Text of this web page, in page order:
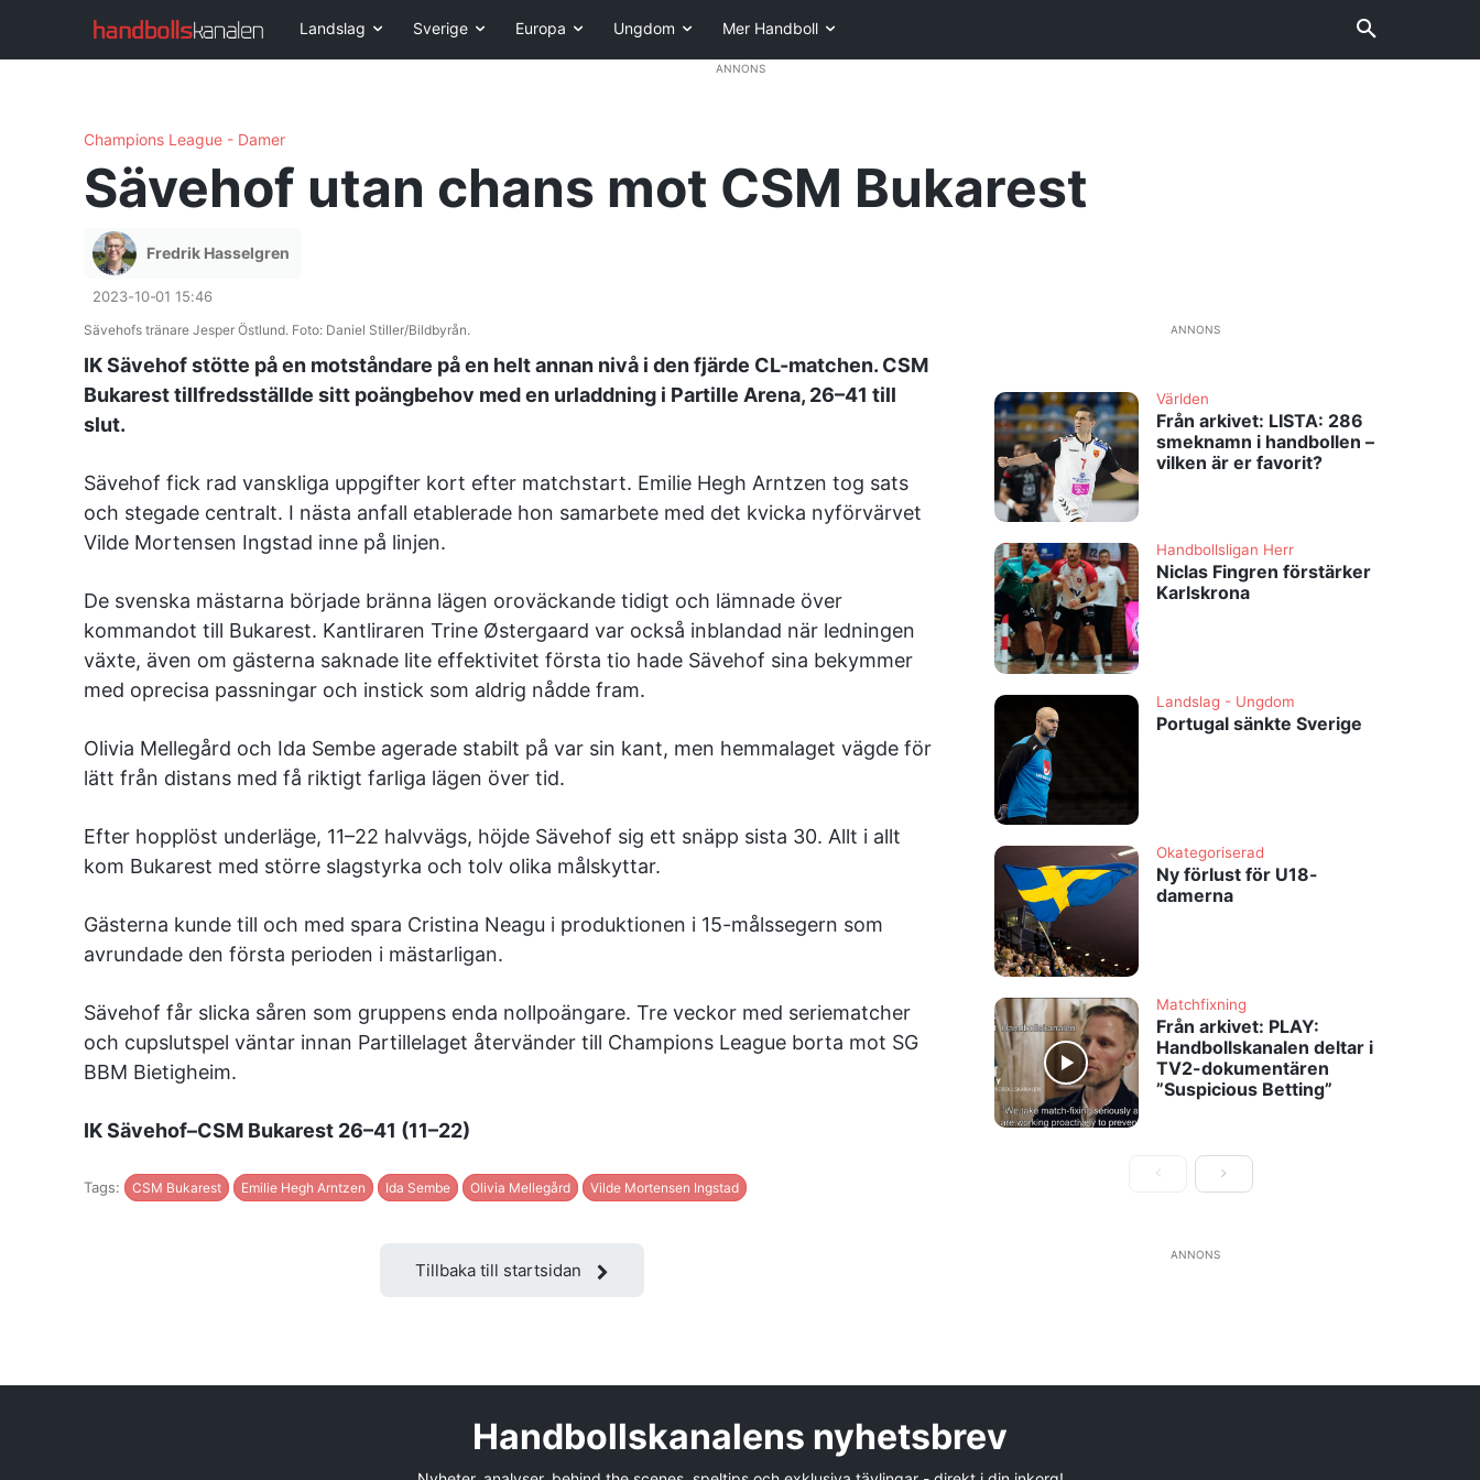
Landslag Sverige Europa Ungdom Mer Handboll
ANNONS
Champions League - Damer
Sävehof utan chans mot CSM Bukarest
Fredrik Hasselgren
2023-10-01 15:46
Sävehofs tränare Jesper Östlund. Foto: Daniel Stiller/Bildbyrån.
IK Sävehof stötte på en motståndare på en helt annan nivå i den fjärde CL-matchen. CSM
Bukarest tillfredsställde sitt poängbehov med en urladdning i Partille Arena, 26–41 till
slut.
Sävehof fick rad vanskliga uppgifter kort efter matchstart. Emilie Hegh Arntzen tog sats
och stegade centralt. I nästa anfall etablerade hon samarbete med det kvicka nyförvärvet
Vilde Mortensen Ingstad inne på linjen.
De svenska mästarna började bränna lägen oroväckande tidigt och lämnade över
kommandot till Bukarest. Kantliraren Trine Østergaard var också inblandad när ledningen
växte, även om gästerna saknade lite effektivitet första tio hade Sävehof sina bekymmer
med oprecisa passningar och instick som aldrig nådde fram.
Olivia Mellegård och Ida Sembe agerade stabilt på var sin kant, men hemmalaget vägde för
lätt från distans med få riktigt farliga lägen över tid.
Efter hopplöst underläge, 11–22 halvvägs, höjde Sävehof sig ett snäpp sista 30. Allt i allt
kom Bukarest med större slagstyrka och tolv olika målskyttar.
Gästerna kunde till och med spara Cristina Neagu i produktionen i 15-målssegern som
avrundade den första perioden i mästarligan.
Sävehof får slicka såren som gruppens enda nollpoängare. Tre veckor med seriematcher
och cupslutspel väntar innan Partillelaget återvänder till Champions League borta mot SG
BBM Bietigheim.
IK Sävehof–CSM Bukarest 26–41 (11–22)
Tags: CSM Bukarest Emilie Hegh Arntzen Ida Sembe Olivia Mellegård Vilde Mortensen Ingstad
Tillbaka till startsidan
ANNONS
Världen
Från arkivet: LISTA: 286
smeknamn i handbollen –
vilken är er favorit?
Handbollsligan Herr
Niclas Fingren förstärker
Karlskrona
Landslag - Ungdom
Portugal sänkte Sverige
Okategoriserad
Ny förlust för U18-
damerna
Matchfixning
Från arkivet: PLAY:
Handbollskanalen deltar i
TV2-dokumentären
”Suspicious Betting”
ANNONS
Handbollskanalens nyhetsbrev